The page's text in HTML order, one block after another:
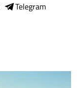
Telegram